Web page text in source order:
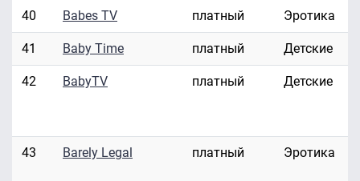
40 Babes TV платный Эротика
41 Baby Time платный Детские
42 BabyTV платный Детские
43 Barely Legal платный Эротика